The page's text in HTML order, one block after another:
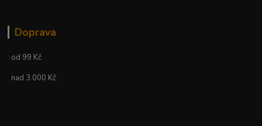
Doprava
od 99 Kč
nad 3.000 Kč